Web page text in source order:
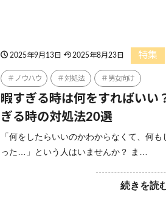
2025年9月13日 2025年8月23日 特集
ノウハウ 対処法 男女向け
暇すぎる時は何をすればいい
ぎる時の対処法20選
「何をしたらいいのかわからなくて、何
った…」という人はいませんか？ ま…
続きを読